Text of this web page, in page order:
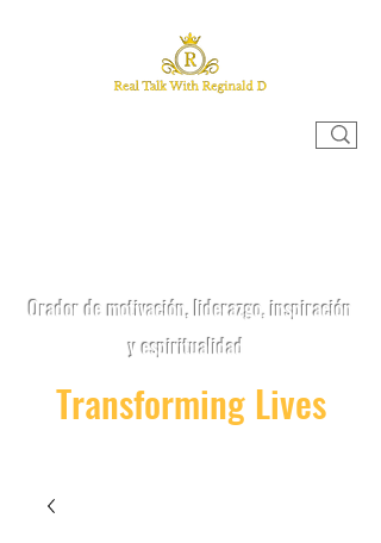
Orador de motivación, liderazgo, inspiración
y espiritualidad
Transforming Lives